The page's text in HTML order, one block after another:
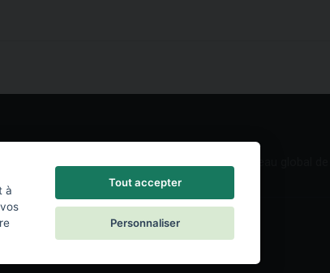
License Agreement|Contact
à
Tout accepter
Personnaliser